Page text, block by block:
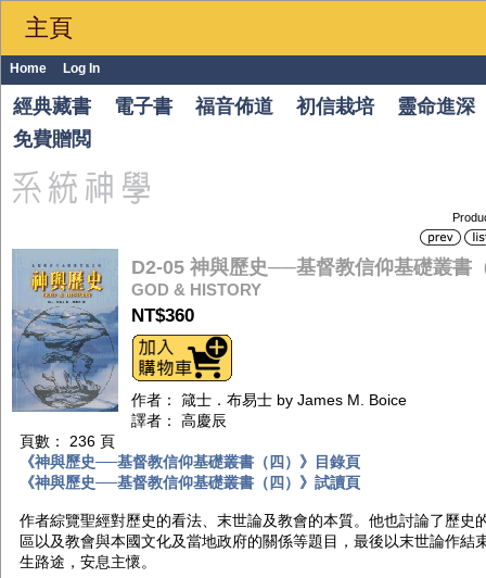
主頁
Home Log In
經典藏書 電子書 福音佈道 初信栽培
靈命進深
免費贈閲
D2-05 神與歷史──基督教信仰基礎叢書
GOD & HISTORY
NT$360
作者： 箴士．布易士 by James M. Boice
譯者： 高慶辰
頁數： 236 頁
《神與歷史──基督教信仰基礎叢書（四）》目錄頁
《神與歷史──基督教信仰基礎叢書（四）》試讀頁
作者綜覽聖經對歷史的看法、末世論及教會的本質。他也討論了歷
區以及教會與本國文化及當地政府的關係等題目，最後以末世論作
生路途，安息主懷。